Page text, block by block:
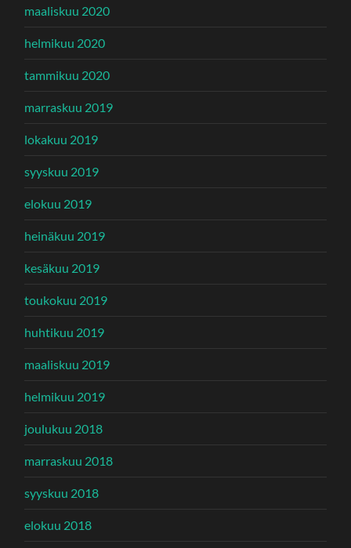
maaliskuu 2020
helmikuu 2020
tammikuu 2020
marraskuu 2019
lokakuu 2019
syyskuu 2019
elokuu 2019
heinäkuu 2019
kesäkuu 2019
toukokuu 2019
huhtikuu 2019
maaliskuu 2019
helmikuu 2019
joulukuu 2018
marraskuu 2018
syyskuu 2018
elokuu 2018